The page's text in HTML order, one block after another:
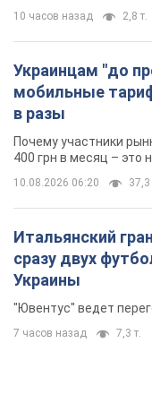
10 часов назад 2,8 т.
Украинцам "до
мобильные
в разы
Почему участники
400 грн в месяц – это
10.08.2026 06:20 37,3
Итальянский
сразу двух
Украины
"Ювентус" ведет
7 часов назад 7,3 т.